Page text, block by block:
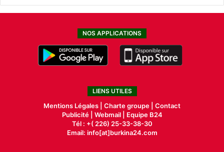
NOS APPLICATIONS
LIENS UTILES
Mentions Légales | Charte groupe | Contact
Publicité| Webmail |
Equipe B24
Tél : +( 226) 25-33-38-30
Email: info[at]burkina24.com